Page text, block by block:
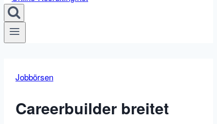
Jobbörsen
Careerbuilder breitet